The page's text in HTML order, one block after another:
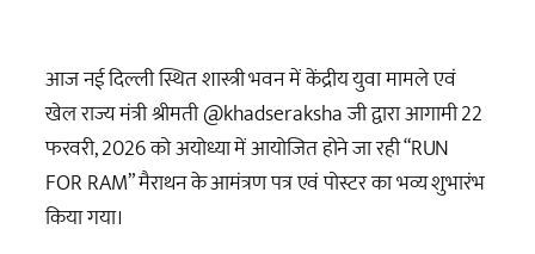
आज नई दिल्ली स्थित शास्त्री भवन में केंद्रीय युवा मामले एवं
खेल राज्य मंत्री श्रीमती @khadseraksha जी द्वारा आगामी 22
फरवरी, 2026 को अयोध्या में आयोजित होने जा रही “RUN
FOR RAM” मैराथन के आमंत्रण पत्र एवं पोस्टर का भव्य शुभारंभ
किया गया।